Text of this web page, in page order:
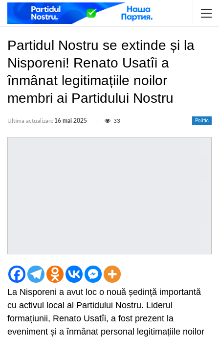
Partidul Nostru se extinde și la
Nisporeni! Renato Usatîi a
înmânat legitimațiile noilor
membri ai Partidului Nostru
Politic
Ultima actualizare 16 mai 2025 33
La Nisporeni a avut loc o nouă ședință importantă
cu activul local al Partidului Nostru. Liderul
formațiunii, Renato Usatîi, a fost prezent la
eveniment și a înmânat personal legitimațiile noilor